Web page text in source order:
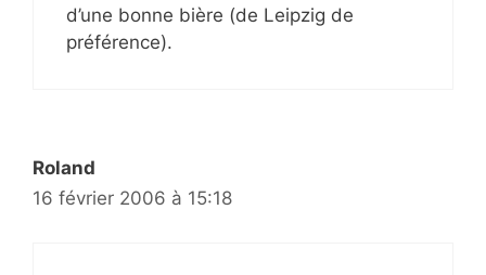
d’une bonne bière (de Leipzig de
préférence).
Roland
16 février 2006 à 15:18